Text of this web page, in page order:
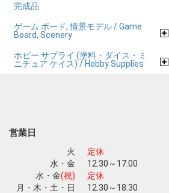
完成品
ゲーム ボード, 情景モデル / Game
Board, Scenery
ホビー サプライ (塗料・ダイス・ミ
ニチュア ケイス) / Hobby Supplies
営業日
火
定休
水・金
12:30～17:00
水・金(祝)
定休
月・木・土・日
12:30～18:30